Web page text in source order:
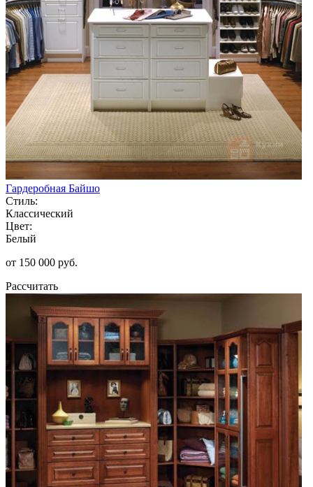
Гардеробная Байшо
Стиль:
Классический
Цвет:
Белый
от 150 000 руб.
Рассчитать